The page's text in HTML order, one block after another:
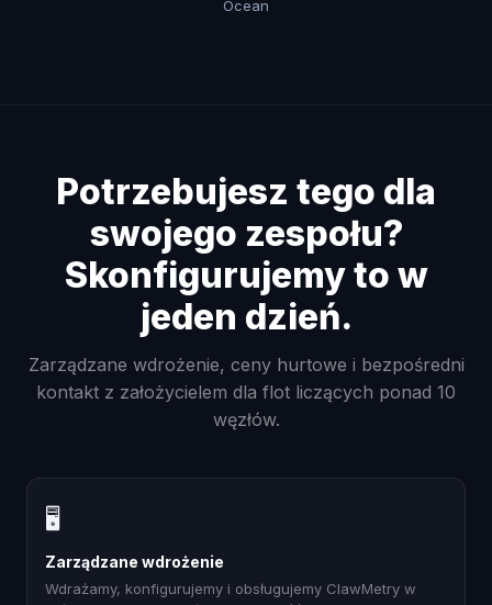
Ocean
Potrzebujesz tego dla
swojego zespołu?
Skonfigurujemy to w
jeden dzień.
Zarządzane wdrożenie, ceny hurtowe i bezpośredni
kontakt z założycielem dla flot liczących ponad 10
węzłów.
🖥
Zarządzane wdrożenie
Wdrażamy, konfigurujemy i obsługujemy ClawMetry w